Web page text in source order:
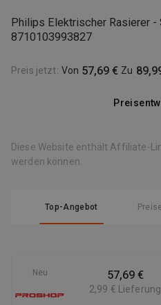
Philips Elektrischer Rasierer
8710103993827
Preis jetzt: Von 57,69 € Zu
Diese Website enthält Affiliate-
werden können.
Top-Angebot Preise
Neu 57,69 €
2,99 € Lieferung